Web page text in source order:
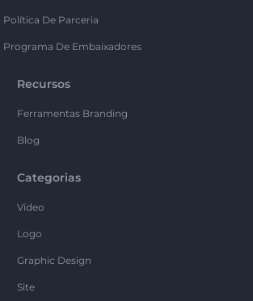
Política De Parceria
Programa De Embaixadores
Recursos
Ferramentas Branding
Blog
Categorias
Vídeo
Logo
Graphic Design
Site